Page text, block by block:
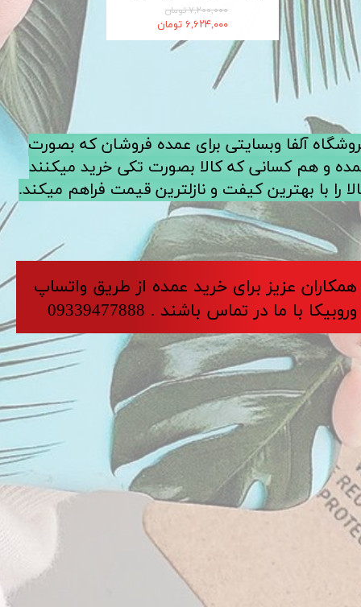
۷,۲۰۰,۰۰۰ تومان
۶,۶۲۴,۰۰۰ تومان
آلفا وبسایتی برای عمده فروشان که بصورت
و هم کسانی که کالا بصورت تکی خرید میکنند
را با بهترین کیفت و نازلترین قیمت فراهم میکند.
​​​همکاران عزیز برای خرید عمده از طریق واتساپ
وروبیکا با ما در تماس باشند . 09339477888